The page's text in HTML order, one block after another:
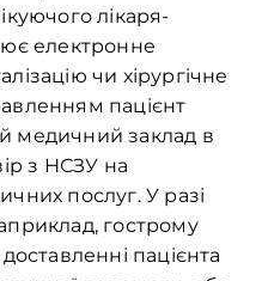
лікаря-
електронне
чи хірургічне
пацієнт
медичний заклад в
з НСЗУ на
послуг. У разі
гострому
пацієнта